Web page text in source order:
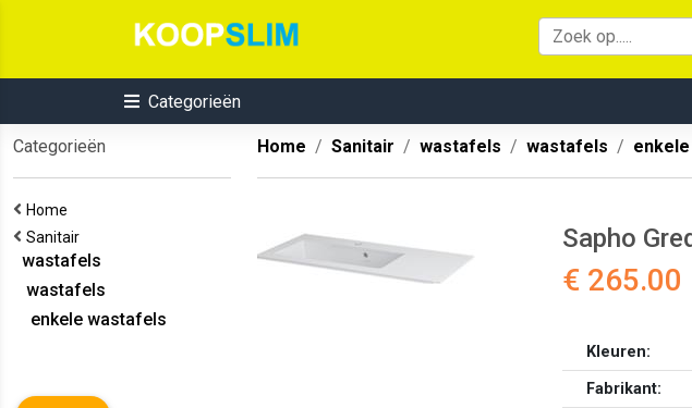
Categorieën
Categorieën
Home
Sanitair
wastafels
wastafels
enkele wastafels
Home Sanitair wastafels wastafels
Sapho
€ 265.00
Kleuren:
Fabrikant: